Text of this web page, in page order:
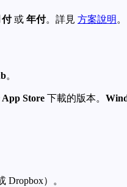
付或 年付。詳見 方案說明 。
。
App Store 下載的版本。
Dropbox）。